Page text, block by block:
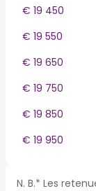
€ 19 450
€ 19 550
€ 19 650
€ 19 750
€ 19 850
€ 19 950
N. B.* Les